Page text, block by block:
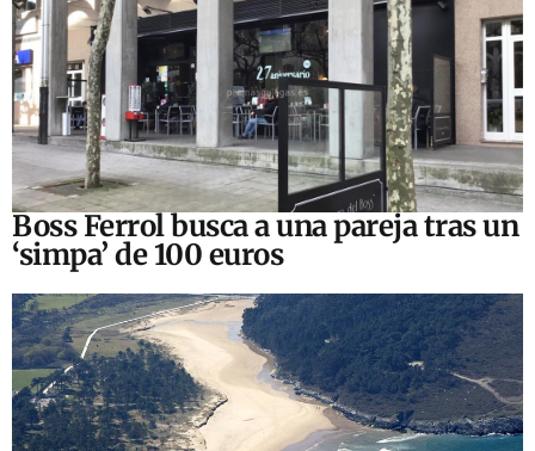
Boss Ferrol busca a una pareja tras un
‘simpa’ de 100 euros